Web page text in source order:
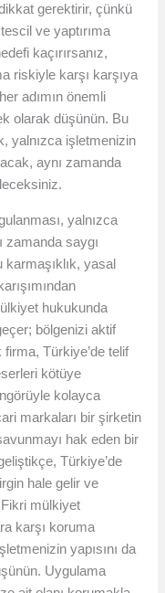
gerektirir, çünkü
ve yaptırıma
kaçırırsanız,
riskiyle karşı karşıya
adımın önemli
olarak düşünün. Bu
yalnızca işletmenizin
aynı zamanda
yalnızca
zamanda saygı
karmaşıklık, yasal
hukukunda
bölgenizi aktif
Türkiye’de telif
kötüye
kolayca
markaları bir şirketin
hak eden bir
Türkiye’de
hale gelir ve
mülkiyet
karşı koruma
yapısını da
Uygulama